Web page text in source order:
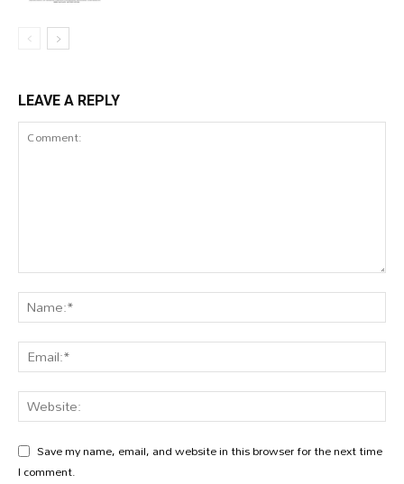
LEAVE A REPLY
Save my name, email, and website in this browser for the next time
I comment.